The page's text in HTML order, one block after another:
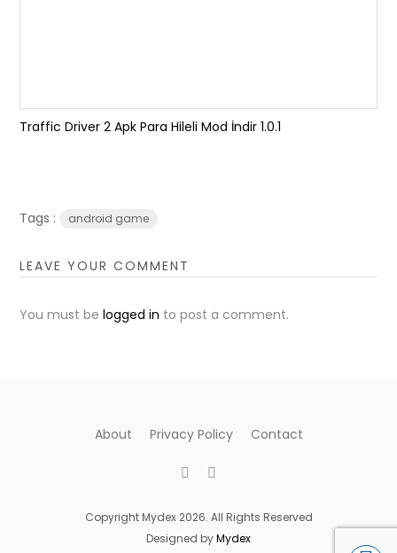
Traffic Driver 2 Apk Para Hileli Mod İndir 1.0.1
Tags : android game
LEAVE YOUR COMMENT
You must belogged in to post a comment.
About Privacy Policy Contact
Copyright Mydex 2026. All Rights Reserved
Designed byMydex